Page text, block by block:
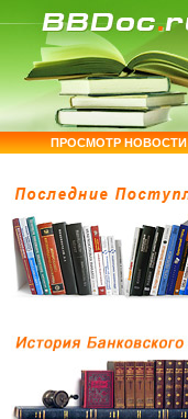
ПРОСМОТР НОВОСТИ